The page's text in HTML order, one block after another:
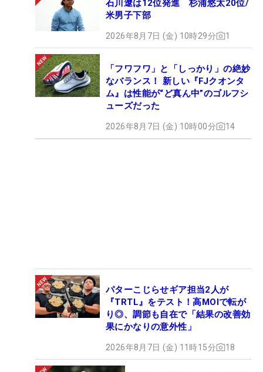
石川遼は12位発進 杉浦悠太20位/
米男子下部
2026年8月7日 (金) 10時29分 1
「フワフワ」と「しっかり」の絶妙
なバランス！ 新しい『FJクオンタ
ム』は性能が“ど真ん中”のゴルフシ
ューズだった
2026年8月7日 (金) 10時00分 14
パターこじらせギア担当2人が
『TRTL』をテスト！高MOIで転が
り◎、調節も自在で「結果の改善効
果にかなりの意外性」
2026年8月7日 (金) 11時15分 18